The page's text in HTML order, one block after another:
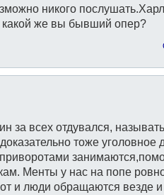
никого
какой же вы бывший опер?
за всех отдувался, называть
тоже уголовное
Менты у нас на попе
и люди обращаются везде